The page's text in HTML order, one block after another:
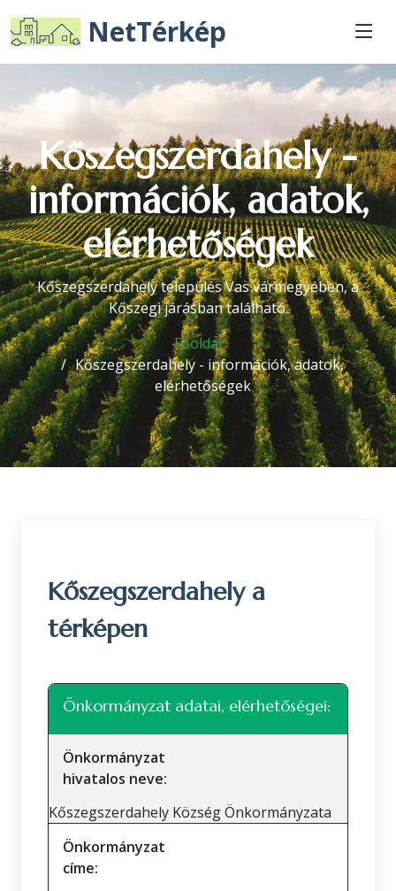
NetTérkép
Kőszegszerdahely -
információk, adatok,
elérhetőségek
Kőszegszerdahely település Vas vármegyében, a
Kőszegi járásban található.
Főoldal
Kőszegszerdahely - információk, adatok,
elérhetőségek
Kőszegszerdahely a
térképen
+
Önkormányzat adatai, elérhetőségei:
Önkormányzat
hivatalos neve:
Kőszegszerdahely Község Önkormányzata
Önkormányzat
címe: